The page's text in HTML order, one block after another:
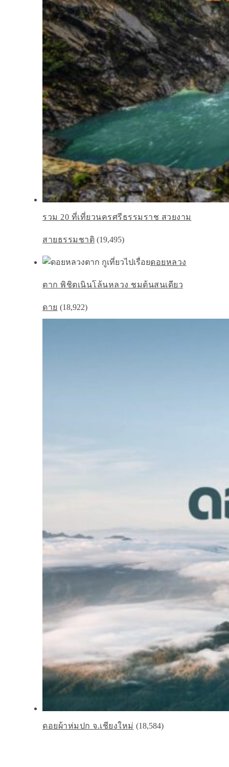
รวม 20 ที่เที่ยวนครศรีธรรมราช สวยงาม
สายธรรมชาติ (19,495)
ดอยหลวง
ตาก พิชิตเนินโล้นหลวง ชมต้นสนเดียว
ดาย (18,922)
ดอยผ้าห่มปก จ.เชียงใหม่ (18,584)